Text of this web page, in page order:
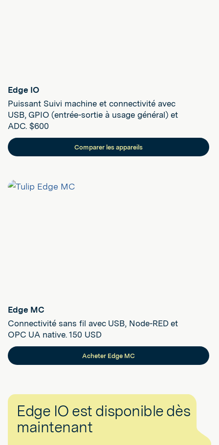
Edge IO
Puissant Suivi machine et connectivité avec
USB, GPIO (entrée-sortie à usage général) et
ADC. $600
Comparer les appareils
Edge MC
Connectivité sans fil avec USB, Node-RED et
OPC UA native. 150 USD
Acheter Edge MC
Edge IO est disponible dès
maintenant